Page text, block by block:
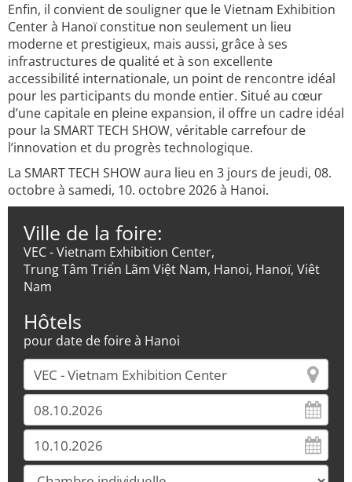
Enfin, il convient de souligner que le Vietnam Exhibition
Center à Hanoï constitue non seulement un lieu
moderne et prestigieux, mais aussi, grâce à ses
infrastructures de qualité et à son excellente
accessibilité internationale, un point de rencontre idéal
pour les participants du monde entier. Situé au cœur
d’une capitale en pleine expansion, il offre un cadre idéal
pour la SMART TECH SHOW, véritable carrefour de
l’innovation et du progrès technologique.
La SMART TECH SHOW aura lieu en 3 jours de jeudi, 08.
octobre à samedi, 10. octobre 2026 à Hanoi.
Ville de la foire:
VEC - Vietnam Exhibition Center,
Trung Tâm Triển Lãm Việt Nam, Hanoi, Hanoï, Viêt
Nam
Hôtels
pour date de foire à Hanoi